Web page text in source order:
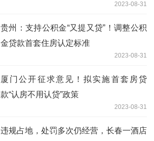
2023-08-31
贵州：支持公积金“又提又贷”！调整公积
金贷款首套住房认定标准
2023-08-31
厦门公开征求意见！拟实施首套房贷
款“认房不用认贷”政策
2023-08-31
违规占地，处罚多次仍经营，长春一酒店